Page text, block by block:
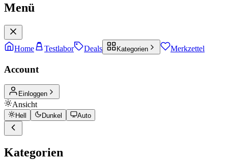
Menü
Home Testlabor Deals Kategorien Merkzettel
Account
Einloggen
Ansicht
Hell Dunkel Auto
Kategorien